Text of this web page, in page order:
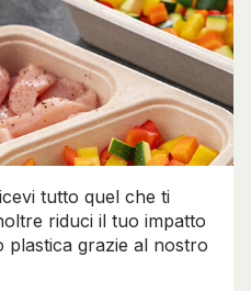
tutto quel che ti
riduci il tuo impatto
plastica grazie al nostro